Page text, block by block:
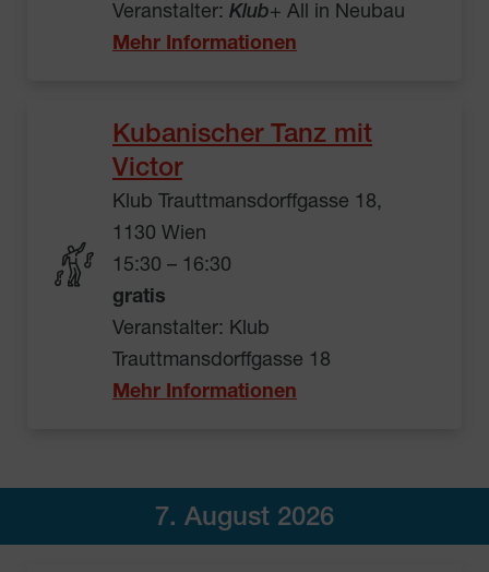
Veranstalter: Klub+ All in Neubau
Mehr Informationen
Kubanischer Tanz mit
Victor
Klub Trauttmansdorffgasse 18,
1130 Wien
15:30 – 16:30
gratis
Veranstalter: Klub
Trauttmansdorffgasse 18
Mehr Informationen
7. August 2026